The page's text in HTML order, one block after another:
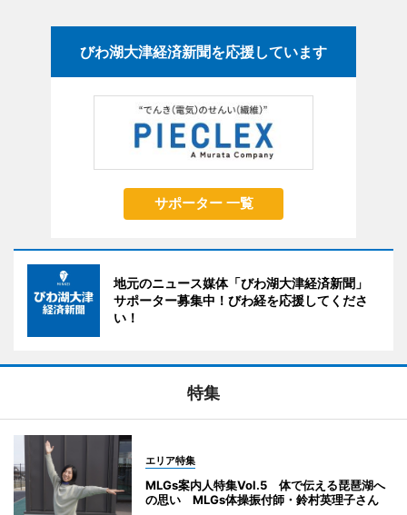
びわ湖大津経済新聞を応援しています
サポーター 一覧
地元のニュース媒体「びわ湖大津経済新聞」
サポーター募集中！びわ経を応援してくださ
い！
特集
エリア特集
MLGs案内人特集Vol.5 体で伝える琵琶湖へ
の思い MLGs体操振付師・鈴村英理子さん